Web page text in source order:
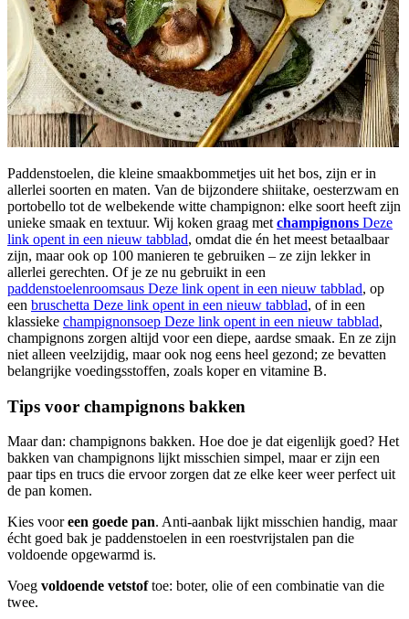
Paddenstoelen, die kleine smaakbommetjes uit het bos, zijn er in
allerlei soorten en maten. Van de bijzondere shiitake, oesterzwam en
portobello tot de welbekende witte champignon: elke soort heeft zijn
unieke smaak en textuur. Wij koken graag met champignons Deze
link opent in een nieuw tabblad, omdat die én het meest betaalbaar
zijn, maar ook op 100 manieren te gebruiken – ze zijn lekker in
allerlei gerechten. Of je ze nu gebruikt in een
paddenstoelenroomsaus Deze link opent in een nieuw tabblad, op
een bruschetta Deze link opent in een nieuw tabblad, of in een
klassieke champignonsoep Deze link opent in een nieuw tabblad,
champignons zorgen altijd voor een diepe, aardse smaak. En ze zijn
niet alleen veelzijdig, maar ook nog eens heel gezond; ze bevatten
belangrijke voedingsstoffen, zoals koper en vitamine B.
Tips voor champignons bakken
Maar dan: champignons bakken. Hoe doe je dat eigenlijk goed? Het
bakken van champignons lijkt misschien simpel, maar er zijn een
paar tips en trucs die ervoor zorgen dat ze elke keer weer perfect uit
de pan komen.
Kies vooreen goede pan. Anti-aanbak lijkt misschien handig, maar
écht goed bak je paddenstoelen in een roestvrijstalen pan die
voldoende opgewarmd is.
Voeg voldoende vetstoftoe: boter, olie of een combinatie van die
twee.